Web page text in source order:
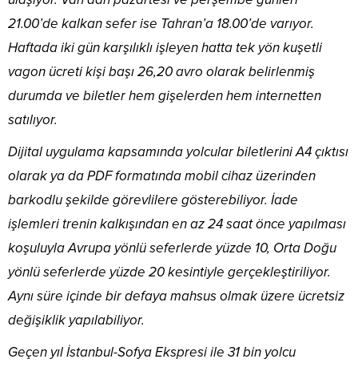
21.00’de kalkan sefer ise Tahran’a 18.00’de varıyor.
Haftada iki gün karşılıklı işleyen hatta tek yön kuşetli
vagon ücreti kişi başı 26,20 avro olarak belirlenmiş
durumda ve biletler hem gişelerden hem internetten
satılıyor.
Dijital uygulama kapsamında yolcular biletlerini A4 çıktısı
olarak ya da PDF formatında mobil cihaz üzerinden
barkodlu şekilde görevlilere gösterebiliyor. İade
işlemleri trenin kalkışından en az 24 saat önce yapılması
koşuluyla Avrupa yönlü seferlerde yüzde 10, Orta Doğu
yönlü seferlerde yüzde 20 kesintiyle gerçekleştiriliyor.
Aynı süre içinde bir defaya mahsus olmak üzere ücretsiz
değişiklik yapılabiliyor.
Geçen yıl İstanbul-Sofya Ekspresi ile 31 bin yolcu